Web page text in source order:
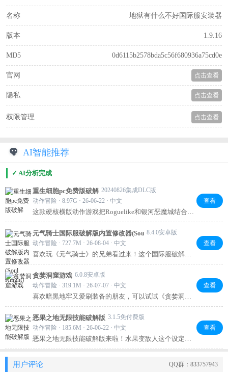
名称 地狱有什么不好国际服安装器
版本 1.9.16
MD5 0d6115b2578bda5c56f680936a75cd0e
官网 点击查看
隐私 点击查看
权限管理 点击查看
AI智能推荐
✓ AI分析完成
重生细胞pc免费版破解 20240826集成DLC版
动作冒险 · 8.97G · 26-06-22 · 中文
这款硬核横版动作游戏把Roguelike和银河恶魔城结合得
相当到位，随机地图每次都有新鲜感，200多种武器技能
能搭出各种流派。PC版操作更顺手，高帧率加手柄支
持，打斗手感一流。全DLC直接集成，新出的恶魔城联
动内容也能玩到，喜欢挑战的朋友值得一试。
查看
元气骑士国际服破解版内置修改器(Soul Knight)
8.4.0安卓版
动作冒险 · 727.7M · 26-08-04 · 中文
喜欢玩《元气骑士》的兄弟看过来！这个国际服破解版
自带修改器，金币、钻石随便调，武器全解锁，直接省
去肝的时间。开局就能体验满配爽感，刷图不憋屈，想
怎么玩就怎么玩。安装简单，手机直接下，推荐给想爽
快通关的朋友。
查看
贪婪洞窟游戏 6.0.8安卓版
动作冒险 · 319.1M · 26-07-07 · 中文
喜欢暗黑地牢又爱刷装备的朋友，可以试试《贪婪洞
窟》。随机生成的百层迷宫每次探索都不同，手绘线稿
风格独特。核心玩法简单又刺激：不带“逃脱卷轴”出
来，辛苦收集的装备全部归零。在贪婪与理智间反复拉
扯，搭配自由加点和海量装备，刷起来非常上头。
查看
恶果之地无限技能破解版 3.1.5免付费版
动作冒险 · 185.6M · 26-06-22 · 中文
恶果之地无限技能破解版来啦！水果变敌人这个设定真
的脑洞大开，打击手感超解压。破解后直接解锁上帝模
百种武器道具，随机地图每次都有新鲜感，想爽玩肉鸽
查看
用户评论 QQ群：833757943